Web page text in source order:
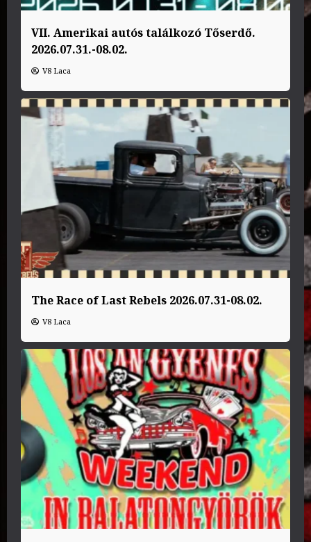
VII. Amerikai autós találkozó Tőserdő.
2026.07.31.-08.02.
V8 Laca
The Race of Last Rebels 2026.07.31-08.02.
V8 Laca